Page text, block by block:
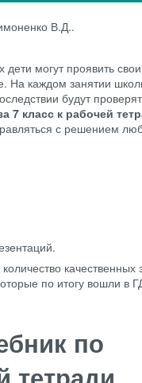
В.Д..
могут проявить свои
На каждом занятии
будут
7 класс к рабочей
с решением
качественных
по итогу вошли в
по